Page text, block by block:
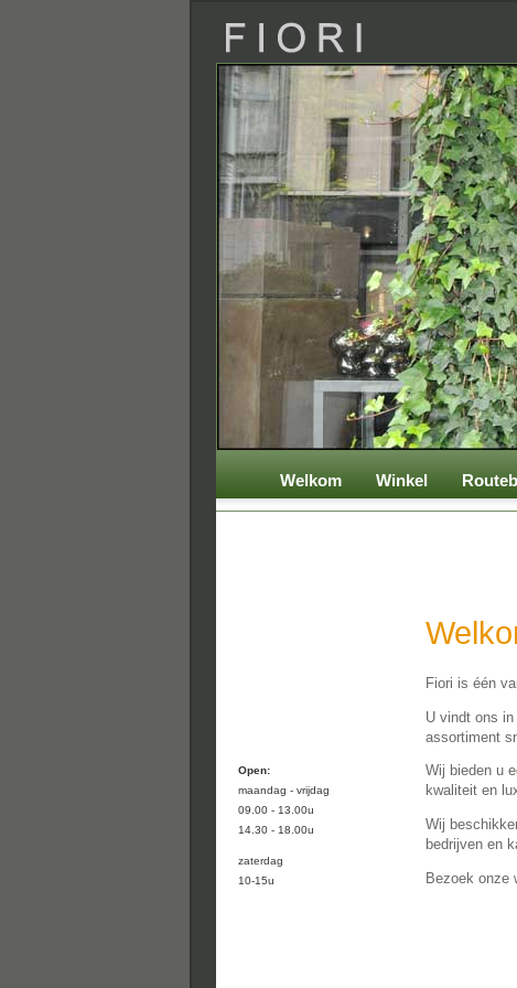
Welkom Winkel
Open:
maandag - vrijdag
09.00 - 13.00u
14.30 - 18.00u
zaterdag
10-15u
Fiori is één
U vindt ons
assortiment
Wij bieden u
kwaliteit en
Wij
bedrijven en
Bezoek onze